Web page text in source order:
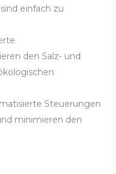
einfach zu
den Salz- und
Steuerungen
minimieren den